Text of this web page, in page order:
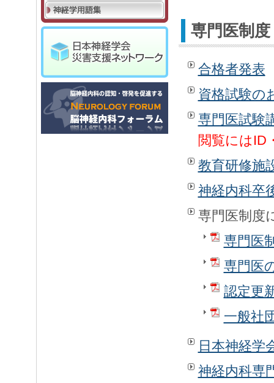
専門医制度
合格者発表
資格試験の
専門医試験
閲覧にはID
教育研修施
神経内科卒
専門医制度
専門医
専門医
認定更
一般社
日本神経学
神経内科専